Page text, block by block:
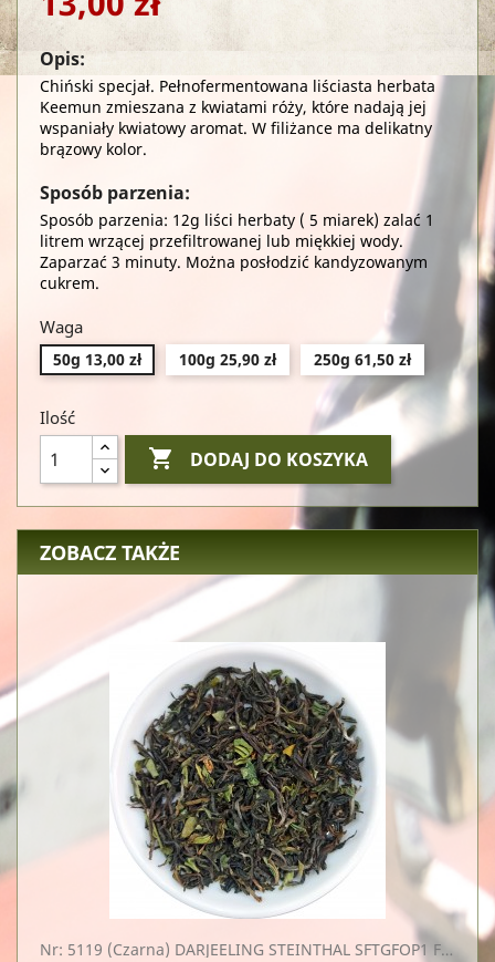
Opis:
Chiński specjał. Pełnofermentowana liściasta herbata
Keemun zmieszana z kwiatami róży, które nadają jej
wspaniały kwiatowy aromat. W filiżance ma delikatny
brązowy kolor.
Sposób parzenia:
Sposób parzenia: 12g liści herbaty ( 5 miarek) zalać 1
litrem wrzącej przefiltrowanej lub miękkiej wody.
Zaparzać 3 minuty. Można posłodzić kandyzowanym
cukrem.
Waga
50g 13,00 zł 100g 25,90 zł 250g 61,50 zł
Ilość
 DODAJ DO KOSZYKA
ZOBACZ TAKŻE
Nr: 5119 (czarna) DARJEELING STEINTHAL SFTGFOP1 FLUGTEE 2024 BIO Organic